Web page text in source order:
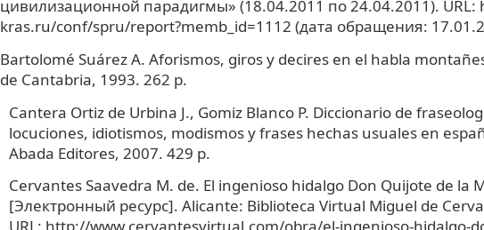
цивилизационной парадигмы» (18.04.2011 по 24.04.2011).
kras.ru/conf/spru/report?memb_id=1112 (дата обращения:
Bartolomé Suárez A. Aforismos, giros y decires en el habla
de Cantabria, 1993. 262 p.
Сantera Ortiz de Urbina J., Gomiz Blanco P. Diccionario de
locuciones, idiotismos, modismos y frases hechas usuales en
Abada Editores, 2007. 429 p.
Cervantes Saavedra M. de. El ingenioso hidalgo Don Quijote de la
[Электронный ресурс]. Alicante: Biblioteca Virtual Miguel de